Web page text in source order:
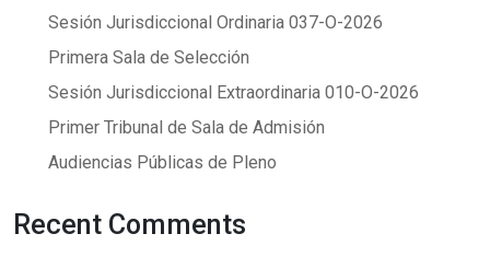
Sesión Jurisdiccional Ordinaria 037-O-2026
Primera Sala de Selección
Sesión Jurisdiccional Extraordinaria 010-O-2026
Primer Tribunal de Sala de Admisión
Audiencias Públicas de Pleno
Recent Comments